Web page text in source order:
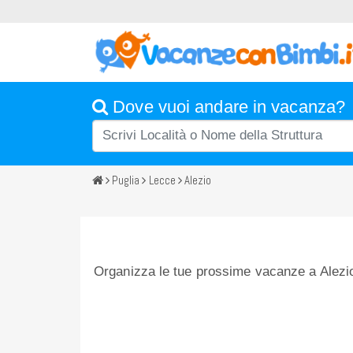
Dove vuoi andare in vacanza?
Puglia Lecce Alezio
Organizza le tue prossime vacanze a